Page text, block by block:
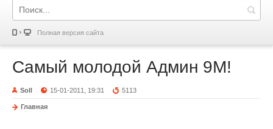
Полная версия сайта
Самый молодой Админ 9М!
Soll 15-01-2011, 19:31 5113
Главная